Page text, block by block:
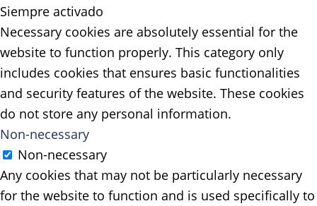
Siempre activado
Necessary cookies are absolutely essential for the
website to function properly. This category only
includes cookies that ensures basic functionalities
and security features of the website. These cookies
do not store any personal information.
Non-necessary
Non-necessary
Any cookies that may not be particularly necessary
for the website to function and is used specifically to